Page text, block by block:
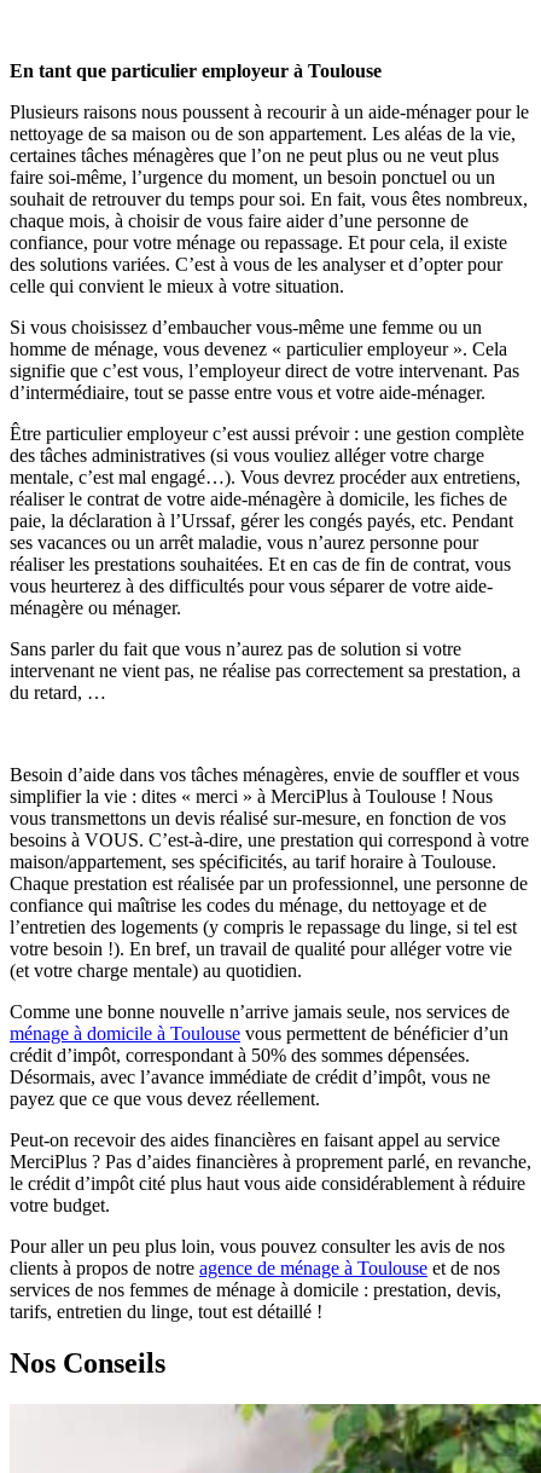
En tant que particulier employeur à Toulouse
Plusieurs raisons nous poussent à recourir à un aide-ménager pour le
nettoyage de sa maison ou de son appartement. Les aléas de la vie,
certaines tâches ménagères que l’on ne peut plus ou ne veut plus
faire soi-même, l’urgence du moment, un besoin ponctuel ou un
souhait de retrouver du temps pour soi. En fait, vous êtes nombreux,
chaque mois, à choisir de vous faire aider d’une personne de
confiance, pour votre ménage ou repassage. Et pour cela, il existe
des solutions variées. C’est à vous de les analyser et d’opter pour
celle qui convient le mieux à votre situation.
Si vous choisissez d’embaucher vous-même une femme ou un
homme de ménage, vous devenez « particulier employeur ». Cela
signifie que c’est vous, l’employeur direct de votre intervenant. Pas
d’intermédiaire, tout se passe entre vous et votre aide-ménager.
Être particulier employeur c’est aussi prévoir : une gestion complète
des tâches administratives (si vous vouliez alléger votre charge
mentale, c’est mal engagé…). Vous devrez procéder aux entretiens,
réaliser le contrat de votre aide-ménagère à domicile, les fiches de
paie, la déclaration à l’Urssaf, gérer les congés payés, etc. Pendant
ses vacances ou un arrêt maladie, vous n’aurez personne pour
réaliser les prestations souhaitées. Et en cas de fin de contrat, vous
vous heurterez à des difficultés pour vous séparer de votre aide-
ménagère ou ménager.
Sans parler du fait que vous n’aurez pas de solution si votre
intervenant ne vient pas, ne réalise pas correctement sa prestation, a
du retard, …
Besoin d’aide dans vos tâches ménagères, envie de souffler et vous
simplifier la vie : dites « merci » à MerciPlus à Toulouse ! Nous
vous transmettons un devis réalisé sur-mesure, en fonction de vos
besoins à VOUS. C’est-à-dire, une prestation qui correspond à votre
maison/appartement, ses spécificités, au tarif horaire à Toulouse.
Chaque prestation est réalisée par un professionnel, une personne de
confiance qui maîtrise les codes du ménage, du nettoyage et de
l’entretien des logements (y compris le repassage du linge, si tel est
votre besoin !). En bref, un travail de qualité pour alléger votre vie
(et votre charge mentale) au quotidien.
Comme une bonne nouvelle n’arrive jamais seule, nos services de
ménage à domicile à Toulouse vous permettent de bénéficier d’un
crédit d’impôt, correspondant à 50% des sommes dépensées.
Désormais, avec l’avance immédiate de crédit d’impôt, vous ne
payez que ce que vous devez réellement.
Peut-on recevoir des aides financières en faisant appel au service
MerciPlus ? Pas d’aides financières à proprement parlé, en revanche,
le crédit d’impôt cité plus haut vous aide considérablement à réduire
votre budget.
Pour aller un peu plus loin, vous pouvez consulter les avis de nos
clients à propos de notre agence de ménage à Toulouse et de nos
services de nos femmes de ménage à domicile : prestation, devis,
tarifs, entretien du linge, tout est détaillé !
Nos Conseils